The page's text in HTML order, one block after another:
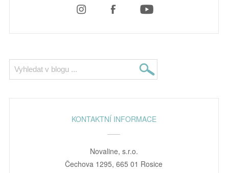
KONTAKTNÍ INFORMACE
Novaline, s.r.o.
Čechova 1295, 665 01 Rosice